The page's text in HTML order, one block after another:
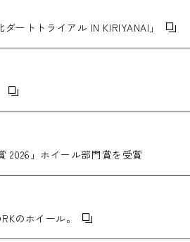
ートトライアル IN KIRIYANAI」
2026」ホイール部門賞を受賞
のホイール。